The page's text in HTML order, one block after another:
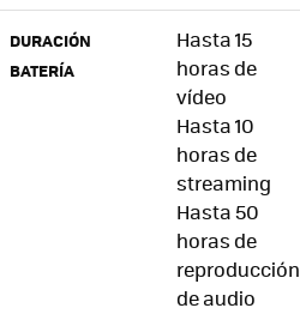
DURACIÓN
BATERÍA
Hasta 15
horas de
vídeo
Hasta 10
horas de
streaming
Hasta 50
horas de
reproducción
de audio